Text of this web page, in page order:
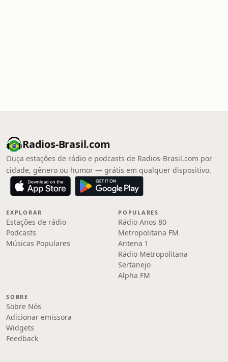
Radios-Brasil.com
Ouça estações de rádio e podcasts de Radios-Brasil.com por
cidade, gênero ou humor — grátis em qualquer dispositivo.
EXPLORAR
Estações de rádio
Podcasts
Músicas Populares
POPULARES
Rádio Anos 80
Metropolitana FM
Antena 1
Rádio Metropolitana
Sertanejo
Alpha FM
SOBRE
Sobre Nós
Adicionar emissora
Widgets
Feedback